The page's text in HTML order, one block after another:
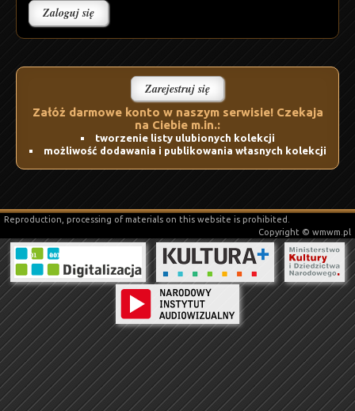
Zarejestruj się
Załóż darmowe konto w naszym serwisie! Czekaja
na Ciebie m.in.:
tworzenie listy ulubionych kolekcji
możliwość dodawania i publikowania własnych kolekcji
Reproduction, processing of materials on this website is prohibited.
Copyright © wmwm.pl